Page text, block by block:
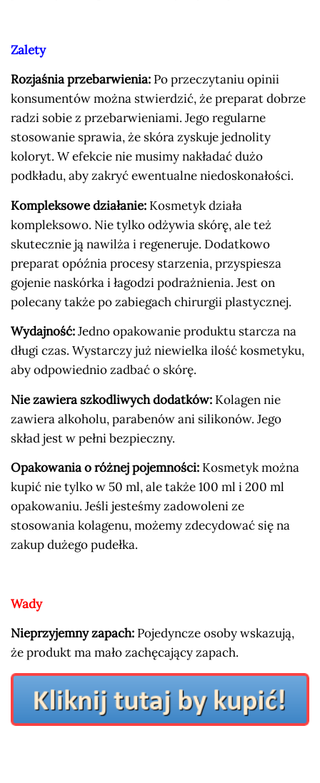
Zalety
Rozjaśnia przebarwienia: Po przeczytaniu opinii
konsumentów można stwierdzić, że preparat dobrze
radzi sobie z przebarwieniami. Jego regularne
stosowanie sprawia, że skóra zyskuje jednolity
koloryt. W efekcie nie musimy nakładać dużo
podkładu, aby zakryć ewentualne niedoskonałości.
Kompleksowe działanie: Kosmetyk działa
kompleksowo. Nie tylko odżywia skórę, ale też
skutecznie ją nawilża i regeneruje. Dodatkowo
preparat opóźnia procesy starzenia, przyspiesza
gojenie naskórka i łagodzi podrażnienia. Jest on
polecany także po zabiegach chirurgii plastycznej.
Wydajność:Jedno opakowanie produktu starcza na
długi czas. Wystarczy już niewielka ilość kosmetyku,
aby odpowiednio zadbać o skórę.
Nie zawiera szkodliwych dodatków: Kolagen nie
zawiera alkoholu, parabenów ani silikonów. Jego
skład jest w pełni bezpieczny.
Opakowania o różnej pojemności: Kosmetyk można
kupić nie tylko w 50 ml, ale także 100 ml i 200 ml
opakowaniu. Jeśli jesteśmy zadowoleni ze
stosowania kolagenu, możemy zdecydować się na
zakup dużego pudełka.
Wady
Nieprzyjemny zapach: Pojedyncze osoby wskazują,
że produkt ma mało zachęcający zapach.